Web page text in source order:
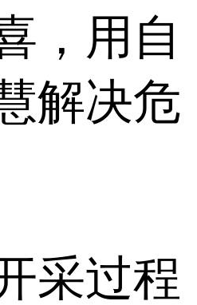
，用自
解决危
采过程